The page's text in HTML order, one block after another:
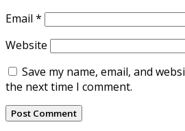
Email *
Website
Save my name, email, and
the next time I comment.